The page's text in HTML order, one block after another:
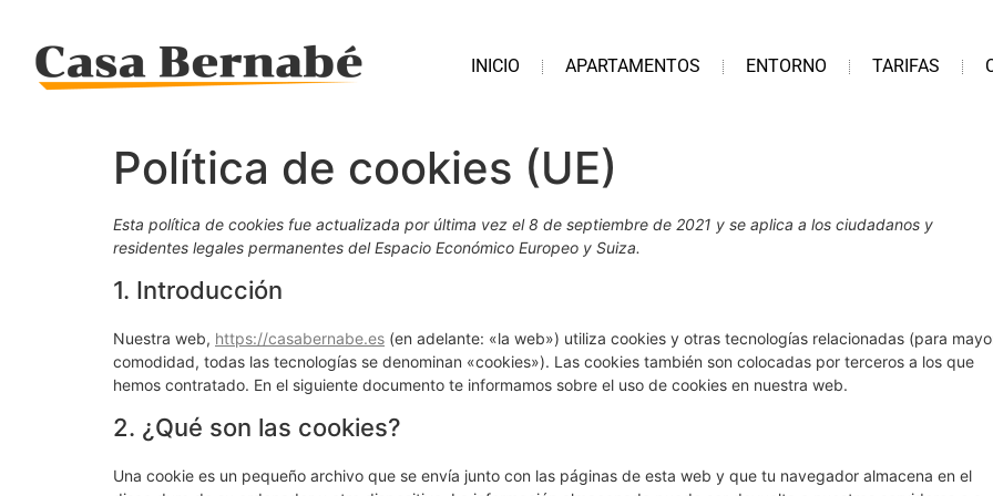
INICIO APARTAMENTOS ENTORNO TARIFAS
Política de cookies (UE)
Esta política de cookies fue actualizada por última vez el 8 de septiembre de 2021 y se aplica a los ciudadanos y
residentes legales permanentes del Espacio Económico Europeo y Suiza.
1. Introducción
Nuestra web, https://casabernabe.es (en adelante: «la web») utiliza cookies y otras tecnologías relacionadas (para
comodidad, todas las tecnologías se denominan «cookies»). Las cookies también son colocadas por terceros a los que
hemos contratado. En el siguiente documento te informamos sobre el uso de cookies en nuestra web.
2. ¿Qué son las cookies?
Una cookie es un pequeño archivo que se envía junto con las páginas de esta web y que tu navegador almacena en el